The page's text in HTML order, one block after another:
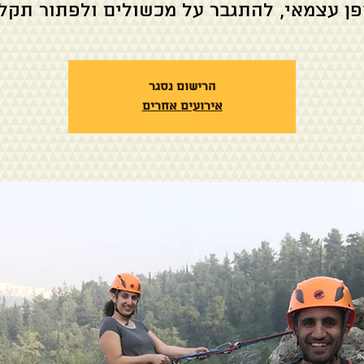
עצמאי, להתגבר על מכשולים ולפתור
הרישום נסגר
אירועים אחרים